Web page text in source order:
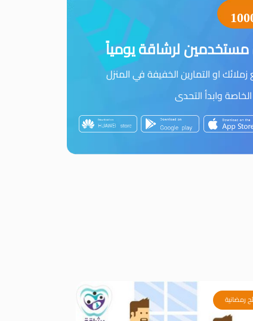
لرشاقة يومياً
او التمارين الخفيفة في المنزل
وابدأ التحدى
رمضانية